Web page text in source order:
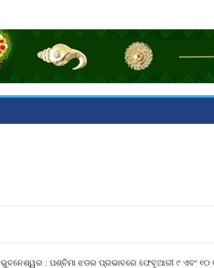
ଭୁବନେଶ୍ୱର : ପଶ୍ଚିମା ଝଡର ପ୍ରଭାବରେ ଫେବୃଆରୀ ୯ ଏବଂ